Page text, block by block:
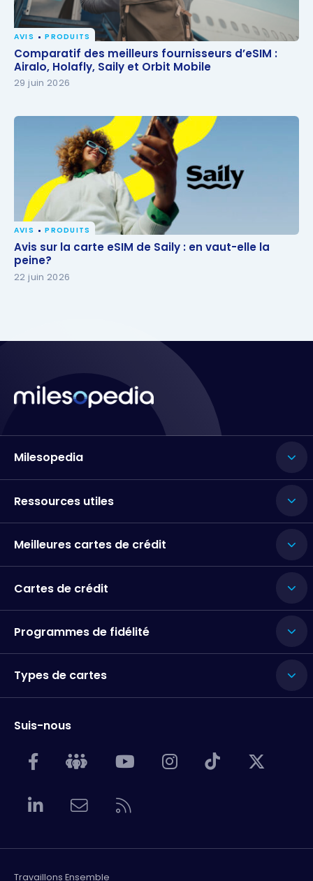
Comparatif des meilleurs fournisseurs d’eSIM :
Airalo, Holafly, Saily et Orbit Mobile
AVIS PRODUITS
Comparatif des meilleurs fournisseurs d’eSIM :
Airalo, Holafly, Saily et Orbit Mobile
29 juin 2026
Avis sur la carte eSIM de Saily : en vaut-elle la
peine?
AVIS PRODUITS
Avis sur la carte eSIM de Saily : en vaut-elle la
peine?
22 juin 2026
Milesopedia
Ressources utiles
Meilleures cartes de crédit
Cartes de crédit
Programmes de fidélité
Types de cartes
Suis-nous
Travaillons Ensemble